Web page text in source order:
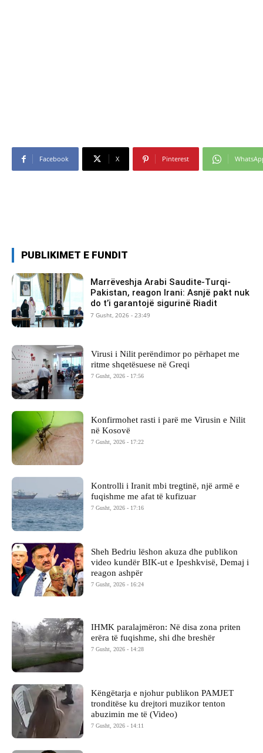
Facebook X Pinterest
PUBLIKIMET E FUNDIT
Marrëveshja Arabi Saudite-Turqi-
Pakistan, reagon Irani: Asnjë pakt nuk
do t’i garantojë sigurinë Riadit
7 Gusht, 2026 - 23:49
Virusi i Nilit perëndimor po përhapet me
ritme shqetësuese në Greqi
7 Gusht, 2026 - 17:56
Konfirmohet rasti i parë me Virusin e Nilit
në Kosovë
7 Gusht, 2026 - 17:22
Kontrolli i Iranit mbi tregtinë, një armë e
fuqishme me afat të kufizuar
7 Gusht, 2026 - 17:16
Sheh Bedriu lëshon akuza dhe publikon
video kundër BIK-ut e Ipeshkvisë, Demaj i
reagon ashpër
7 Gusht, 2026 - 16:24
IHMK paralajmëron: Në disa zona priten
erëra të fuqishme, shi dhe breshër
7 Gusht, 2026 - 14:28
Këngëtarja e njohur publikon PAMJET
tronditëse ku drejtori muzikor tenton
abuzimin me të (Video)
7 Gusht, 2026 - 14:11